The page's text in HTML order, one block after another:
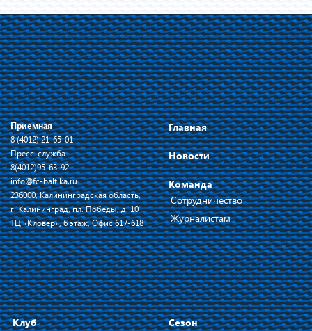
Приемная
8 (4012) 21-65-01
Пресс-служба
8(4012)95-63-92
info@fc-baltika.ru
236000, Калининградская область,
г. Калининград, пл. Победы, д. 10
ТЦ «Кловер», 6 этаж, Офис 617-618
Главная
Новости
Команда
Сотрудничество
Журналистам
Клуб
Сезон